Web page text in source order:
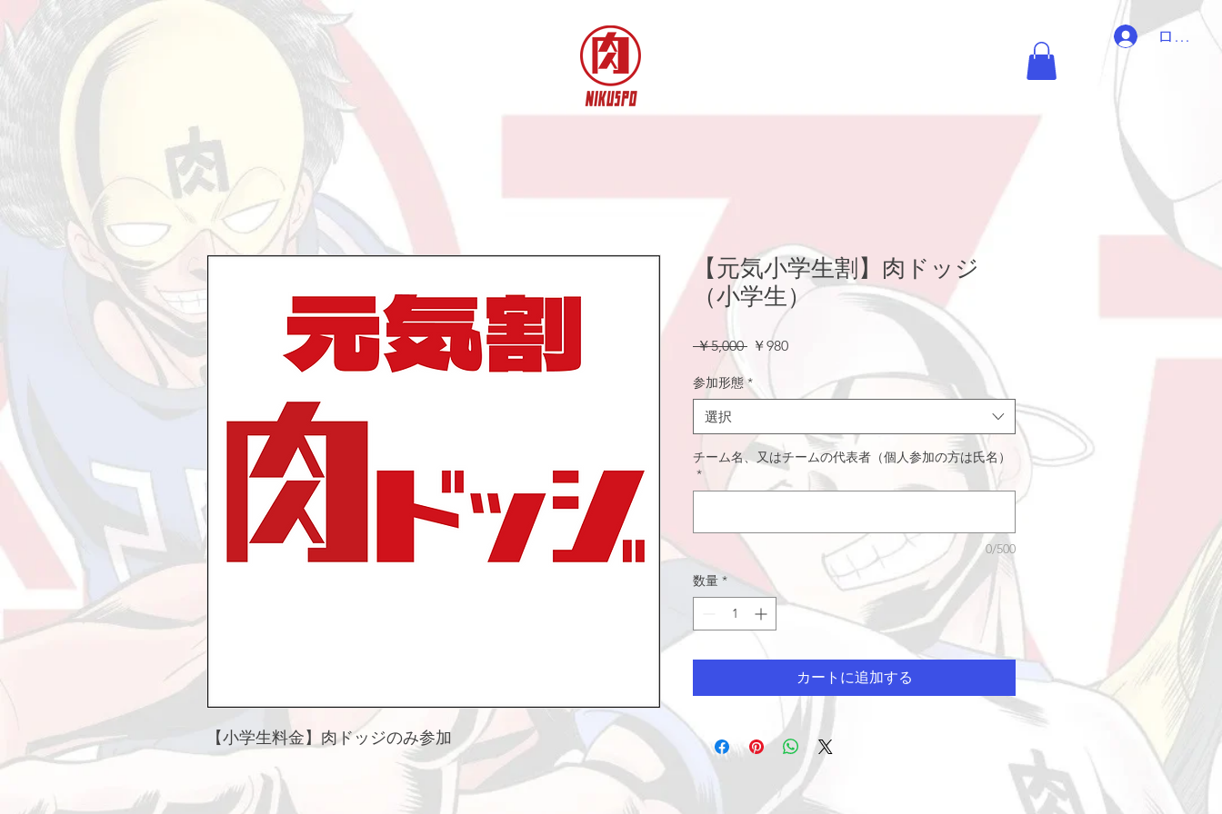
ログイ
【小学生料金】肉ドッジのみ参加
【元気小学生割】肉ドッジ
（小学生）
￥5,000 通
価
格
￥980セ
価
参加形態 *
選択
チーム名、又はチームの代表者（個人参加の方は氏名）
*
0/500
数量 *
カートに追加する